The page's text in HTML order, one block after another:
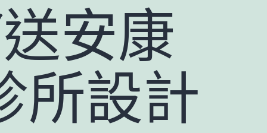
安康
所設計